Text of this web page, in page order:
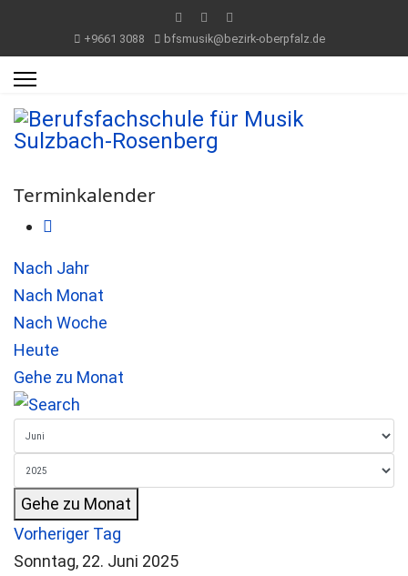
+9661 3088 bfsmusik@bezirk-oberpfalz.de
Terminkalender
Nach Jahr
Nach Monat
Nach Woche
Heute
Gehe zu Monat
Gehe zu Monat
Vorheriger Tag
Sonntag, 22. Juni 2025